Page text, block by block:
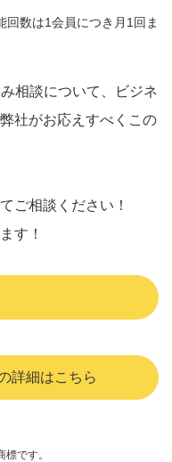
数は1会員につき月1回ま
相談について、ビジネ
社がお応えすべくこの
ご相談ください！
す！
詳細はこちら
です。